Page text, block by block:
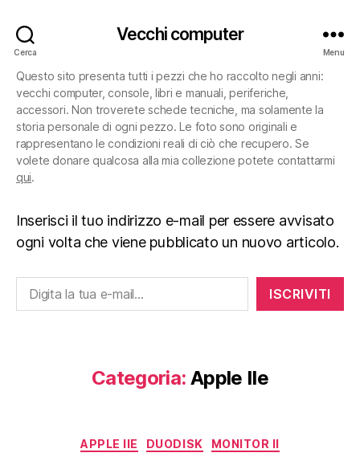
Cerca
Vecchi computer
Menu
Questo sito presenta tutti i pezzi che ho raccolto negli anni:
vecchi computer, console, libri e manuali, periferiche,
accessori. Non troverete schede tecniche, ma solamente la
storia personale di ogni pezzo. Le foto sono originali e
rappresentano le condizioni reali di ciò che recupero. Se
volete donare qualcosa alla mia collezione potete contattarmi
qui.
Inserisci il tuo indirizzo e-mail per essere avvisato
ogni volta che viene pubblicato un nuovo articolo.
Digita la tua e-mail...
ISCRIVITI
Categoria: Apple IIe
Categorie
APPLE IIE DUODISK MONITOR II